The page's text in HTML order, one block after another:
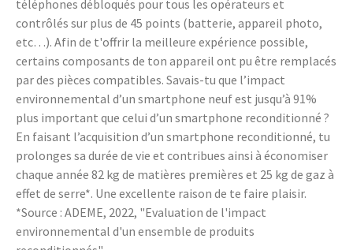
téléphones débloqués pour tous les opérateurs et
contrôlés sur plus de 45 points (batterie, appareil photo,
etc…). Afin de t'offrir la meilleure expérience possible,
certains composants de ton appareil ont pu être remplacés
par des pièces compatibles. Savais-tu que l’impact
environnemental d’un smartphone neuf est jusqu’à 91%
plus important que celui d’un smartphone reconditionné ?
En faisant l’acquisition d’un smartphone reconditionné, tu
prolonges sa durée de vie et contribues ainsi à économiser
chaque année 82 kg de matières premières et 25 kg de gaz à
effet de serre*. Une excellente raison de te faire plaisir.
*Source : ADEME, 2022, "Evaluation de l'impact
environnemental d'un ensemble de produits